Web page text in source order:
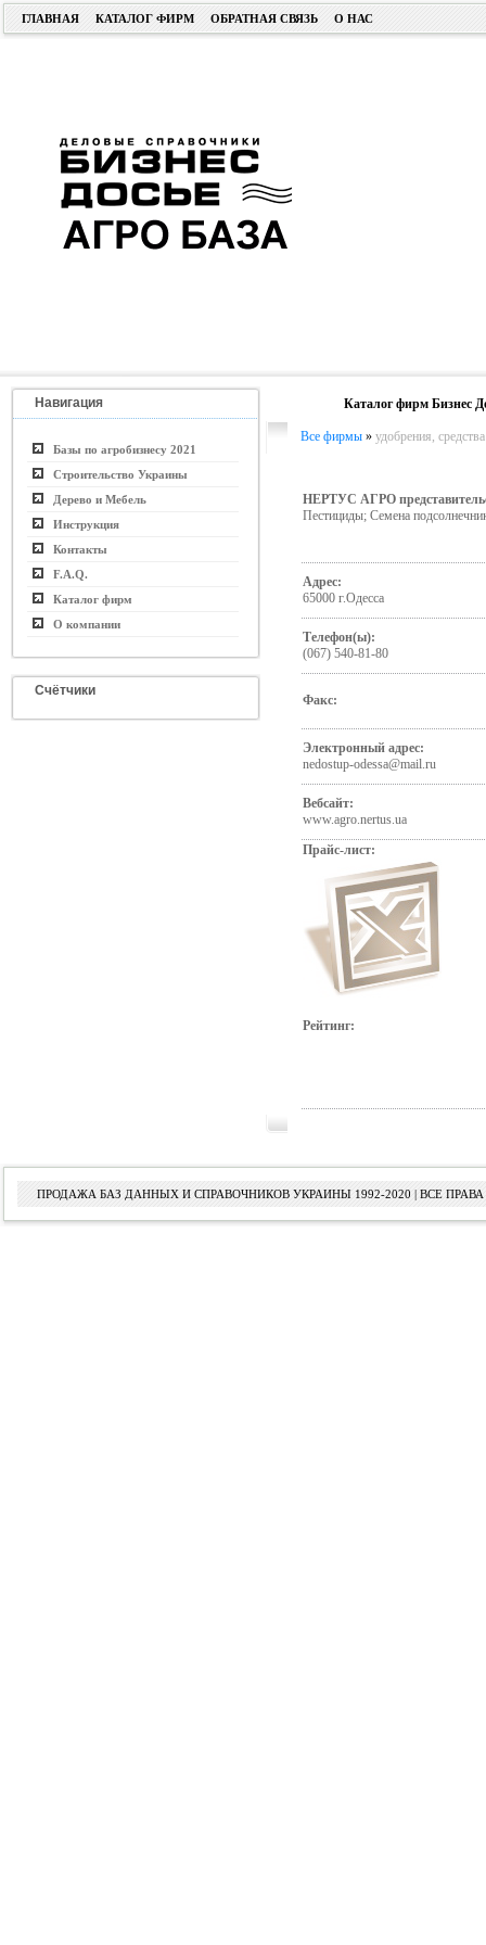
ГЛАВНАЯ КАТАЛОГ ФИРМ ОБРАТНАЯ СВЯЗЬ О НАС
Навигация
Базы по агробизнесу 2021
Строительство Украины
Дерево и Мебель
Инструкция
Контакты
F.A.Q.
Каталог фирм
О компании
Счётчики
Каталог фирм Бизнес
Все фирмы » удобрения,
НЕРТУС АГРО
Пестициды; Семена
Адрес:
65000 г.Одесса
Телефон(ы):
(067) 540-81-80
Факс:
Электронный адрес:
nedostup-odessa@mail.ru
Вебсайт:
www.agro.nertus.ua
Прайс-лист:
Рейтинг:
ПРОДАЖА БАЗ ДАННЫХ И СПРАВОЧНИКОВ УКРАИНЫ 1992-2020 | ВСЕ